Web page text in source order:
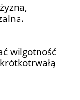
wilgotność